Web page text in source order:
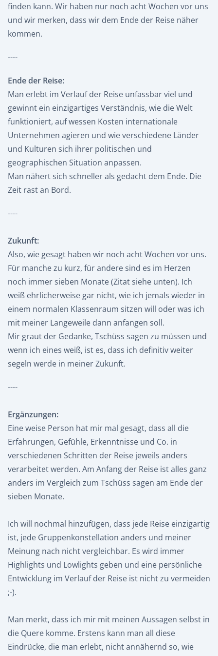
finden kann. Wir haben nur noch acht Wochen vor uns
und wir merken, dass wir dem Ende der Reise näher
kommen.
----
Ende der Reise:
Man erlebt im Verlauf der Reise unfassbar viel und
gewinnt ein einzigartiges Verständnis, wie die Welt
funktioniert, auf wessen Kosten internationale
Unternehmen agieren und wie verschiedene Länder
und Kulturen sich ihrer politischen und
geographischen Situation anpassen.
Man nähert sich schneller als gedacht dem Ende. Die
Zeit rast an Bord.
----
Zukunft:
Also, wie gesagt haben wir noch acht Wochen vor uns.
Für manche zu kurz, für andere sind es im Herzen
noch immer sieben Monate (Zitat siehe unten). Ich
weiß ehrlicherweise gar nicht, wie ich jemals wieder in
einem normalen Klassenraum sitzen will oder was ich
mit meiner Langeweile dann anfangen soll.
Mir graut der Gedanke, Tschüss sagen zu müssen und
wenn ich eines weiß, ist es, dass ich definitiv weiter
segeln werde in meiner Zukunft.
----
Ergänzungen:
Eine weise Person hat mir mal gesagt, dass all die
Erfahrungen, Gefühle, Erkenntnisse und Co. in
verschiedenen Schritten der Reise jeweils anders
verarbeitet werden. Am Anfang der Reise ist alles ganz
anders im Vergleich zum Tschüss sagen am Ende der
sieben Monate.
Ich will nochmal hinzufügen, dass jede Reise einzigartig
ist, jede Gruppenkonstellation anders und meiner
Meinung nach nicht vergleichbar. Es wird immer
Highlights und Lowlights geben und eine persönliche
Entwicklung im Verlauf der Reise ist nicht zu vermeiden
;-).
Man merkt, dass ich mir mit meinen Aussagen selbst in
die Quere komme. Erstens kann man all diese
Eindrücke, die man erlebt, nicht annähernd so, wie